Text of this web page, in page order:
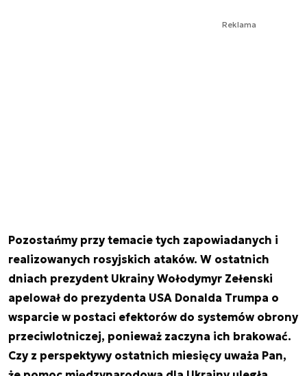
Reklama
Pozostańmy przy temacie tych zapowiadanych i
realizowanych rosyjskich ataków. W ostatnich
dniach prezydent Ukrainy Wołodymyr Zełenski
apelował do prezydenta USA Donalda Trumpa o
wsparcie w postaci efektorów do systemów obrony
przeciwlotniczej, ponieważ zaczyna ich brakować.
Czy z perspektywy ostatnich miesięcy uważa Pan,